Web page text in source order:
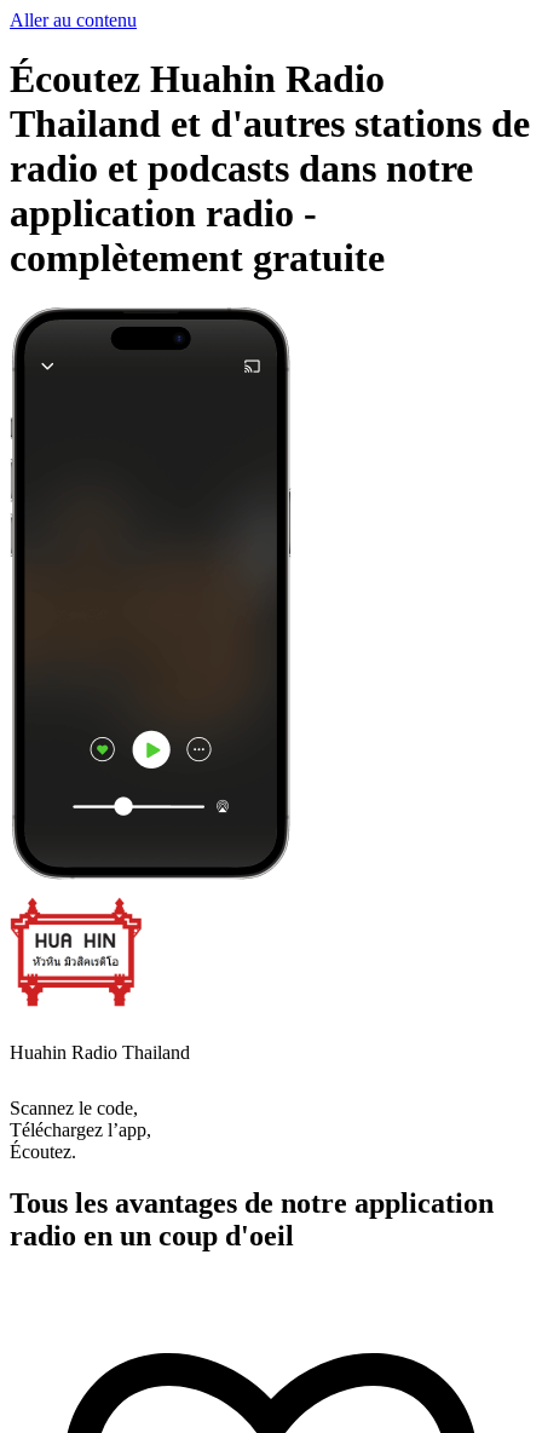
Aller au contenu
Écoutez Huahin Radio
Thailand et d'autres stations de
radio et podcasts dans notre
application radio -
complètement gratuite
Huahin Radio Thailand
Scannez le code,
Téléchargez l’app,
Écoutez.
Tous les avantages de notre application
radio en un coup d'oeil